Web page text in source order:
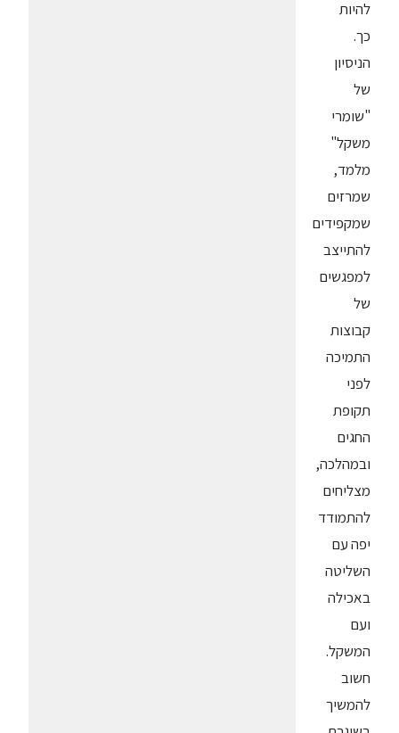
להיות
כך.
הניסיון
של
"שומרי
משקל"
מלמד,
שמרזים
שמקפידים
להתייצב
למפגשים
של
קבוצות
התמיכה
לפני
תקופת
החגים
ובמהלכה,
מצליחים
להתמודד
יפה עם
השליטה
באכילה
ועם
המשקל.
חשוב
להמשיך